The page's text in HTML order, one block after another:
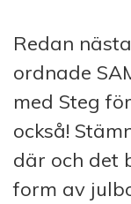
Redan
ordnade
med Steg
också!
där och det
form av